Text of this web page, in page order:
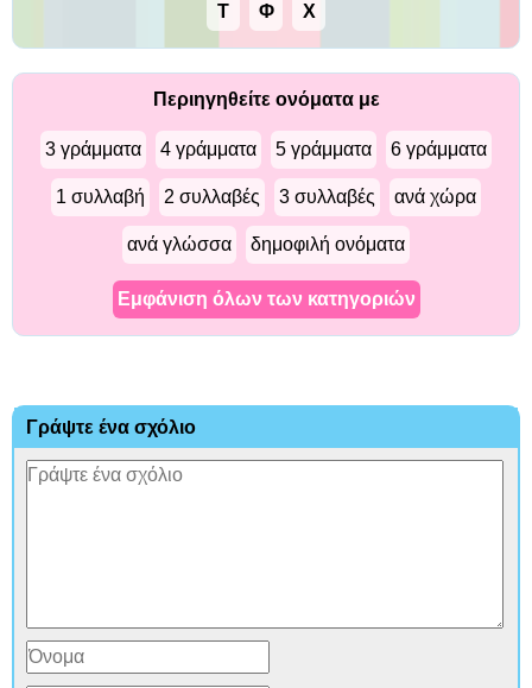
Τ Φ Χ
Περιηγηθείτε ονόματα με
3 γράμματα 4 γράμματα 5 γράμματα 6 γράμματα
1 συλλαβή 2 συλλαβές 3 συλλαβές ανά χώρα
ανά γλώσσα δημοφιλή ονόματα
Εμφάνιση όλων των κατηγοριών
Γράψτε ένα σχόλιο